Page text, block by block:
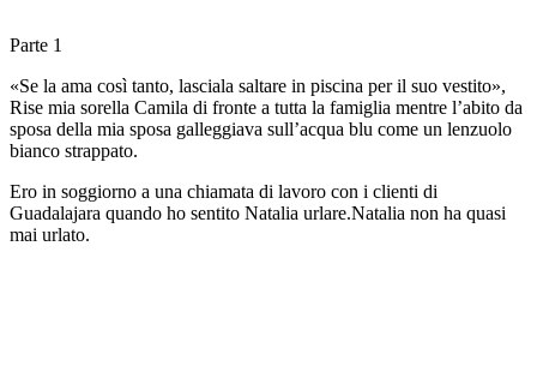
Parte 1
«Se la ama così tanto, lasciala saltare in piscina per il suo vestito»,
Rise mia sorella Camila di fronte a tutta la famiglia mentre l’abito da
sposa della mia sposa galleggiava sull’acqua blu come un lenzuolo
bianco strappato.
Ero in soggiorno a una chiamata di lavoro con i clienti di
Guadalajara quando ho sentito Natalia urlare.Natalia non ha quasi
mai urlato.